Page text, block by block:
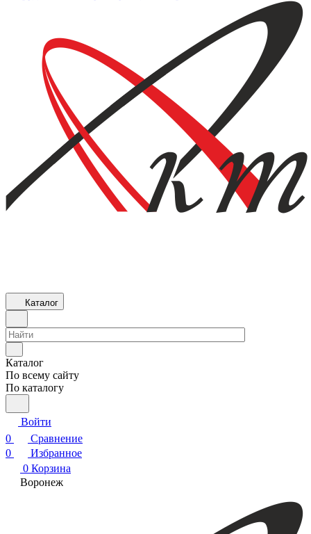
Каталог
Каталог
По всему сайту
По каталогу
Войти
0
Сравнение
0
Избранное
0 Корзина
Воронеж